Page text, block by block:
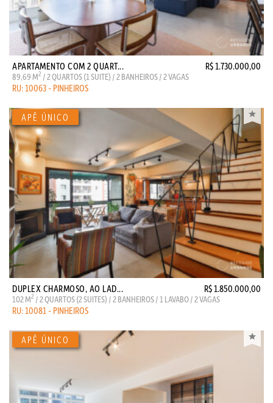
APARTAMENTO COM 2 QUART... R$ 1.730.000,00
89,69 M2 / 2 QUARTOS (1 SUITE) / 2 BANHEIROS / 2 VAGAS
RU: 10063 - PINHEIROS
DUPLEX CHARMOSO, AO LAD... R$ 1.850.000,00
102 M2 / 2 QUARTOS (2 SUITES) / 2 BANHEIROS / 1 LAVABO / 2 VAGAS
RU: 10081 - PINHEIROS